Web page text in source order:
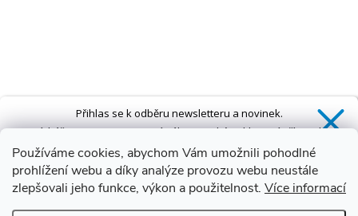
Používáme cookies, abychom Vám umožnili pohodlné
prohlížení webu a díky analýze provozu webu neustále
zlepšovali jeho funkce, výkon a použitelnost. Více informací
Přihlas se k odběru newsletteru a novinek.
ZískášSLEVU 5 %na první nákup a také exkluzivní přístup k
novinkám, slevám a dalším speciálním nabídkám.*